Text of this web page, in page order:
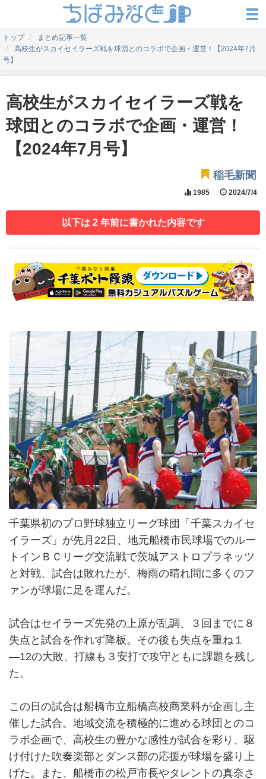
トップ
まとめ記事一覧
高校生がスカイセイラーズ戦を球団とのコラボで企画・運営！【2024年7月
号】
高校生がスカイセイラーズ戦を
球団とのコラボで企画・運営！
【2024年7月号】
稲毛新聞
1985 2024/7/4
以下は 2 年前に書かれた内容です
千葉県初のプロ野球独立リーグ球団「千葉スカイセ
イラーズ」が先月22日、地元船橋市民球場でのルー
トインＢＣリーグ交流戦で茨城アストロプラネッツ
と対戦、試合は敗れたが、梅雨の晴れ間に多くのフ
ァンが球場に足を運んだ。
試合はセイラーズ先発の上原が乱調、３回までに８
失点と試合を作れず降板。その後も失点を重ね１
―12の大敗、打線も３安打で攻守ともに課題を残し
た。
この日の試合は船橋市立船橋高校商業科が企画し主
催した試合。地域交流を積極的に進める球団とのコ
ラボ企画で、高校生の豊かな感性が試合を彩り、駆
け付けた吹奏楽部とダンス部の応援が球場を盛り上
げた。また、船橋市の松戸市長やタレントの真奈さ